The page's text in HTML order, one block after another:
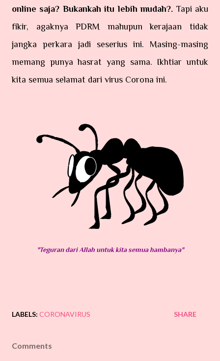
online saja? Bukankah itu lebih mudah?. Tapi aku
fikir, agaknya PDRM mahupun kerajaan tidak
jangka perkara jadi seserius ini. Masing-masing
memang punya hasrat yang sama. Ikhtiar untuk
kita semua selamat dari virus Corona ini.
"Teguran dari Allah untuk kita semua hambanya"
LABELS: CORONAVIRUS SHARE
Comments